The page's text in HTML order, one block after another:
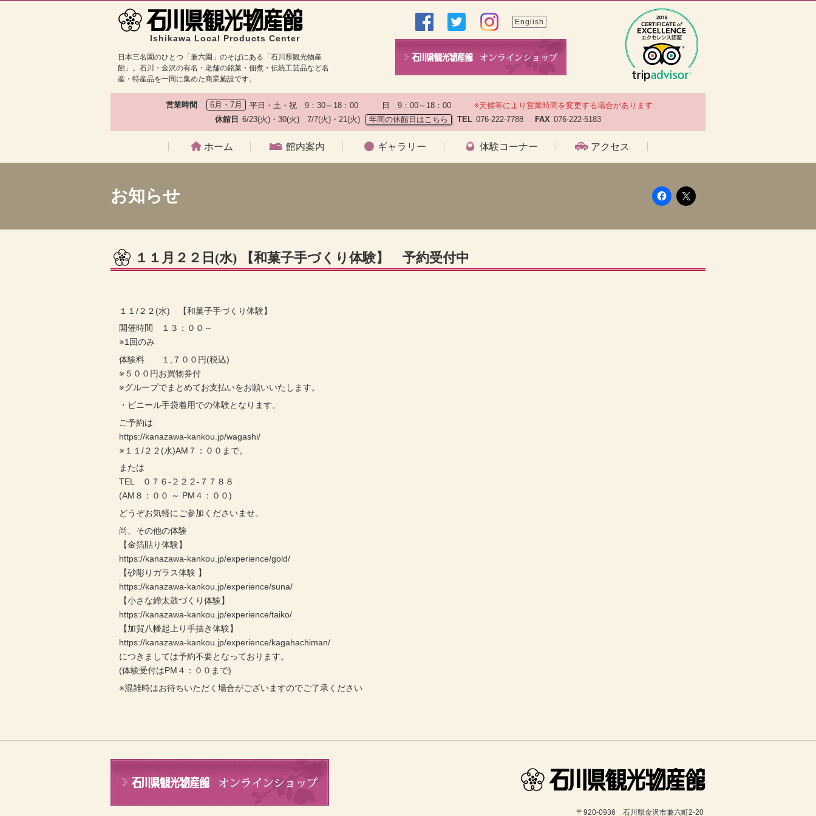
Ishikawa Local Products Center
日本三名園のひとつ「兼六園」のそばにある「石川県観光物産
館」。石川・金沢の有名・老舗の銘菓・佃煮・伝統工芸品など名
産・特産品を一同に集めた商業施設です。
English
営業時間 6月・7月 平日・土・祝　9：30～18：00　　　日　9：00～18：00
※天候等により営業時間を変更する場合があります
休館日 6/23(火)・30(火)　7/7(火)・21(火) 年間の休館日はこちら TEL 076-222-7788 FAX 076-222-5183
ホーム 館内案内 ギャラリー 体験コーナー アクセス
お知らせ
１１月２２日(水) 【和菓子手づくり体験】 予約受付中
１１/２２(水) 【和菓子手づくり体験】
開催時間 １３：００～
※1回のみ
体験料 １,７００円(税込)
※５００円お買物券付
※グループでまとめてお支払いをお願いいたします。
・ビニール手袋着用での体験となります。
ご予約は
https://kanazawa-kankou.jp/wagashi/
※１１/２２(水)AM７：００まで。
または
TEL ０７６-２２２-７７８８
(AM８：００ ～ PM４：００)
どうぞお気軽にご参加くださいませ。
尚、その他の体験
【金箔貼り体験】
https://kanazawa-kankou.jp/experience/gold/
【砂彫りガラス体験 】
https://kanazawa-kankou.jp/experience/suna/
【小さな締太鼓づくり体験】
https://kanazawa-kankou.jp/experience/taiko/
【加賀八幡起上り手描き体験】
https://kanazawa-kankou.jp/experience/kagahachiman/
につきましては予約不要となっております。
(体験受付はPM４：００まで)
※混雑時はお待ちいただく場合がございますのでご了承ください
〒920-0936　石川県金沢市兼六町2-20